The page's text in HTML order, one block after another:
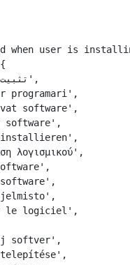
when user is
programari',
software',
software',
λογισμικού',
le logiciel',
softver',